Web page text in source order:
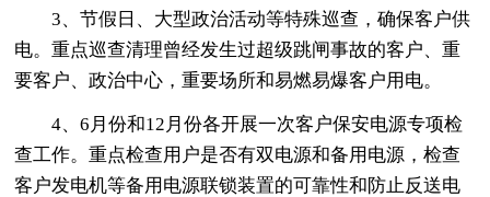
3、节假日、大型政治活动等特殊巡查，确保客户供
电。重点巡查清理曾经发生过超级跳闸事故的客户、重
要客户、政治中心，重要场所和易燃易爆客户用电。
4、6月份和12月份各开展一次客户保安电源专项检
查工作。重点检查用户是否有双电源和备用电源，检查
客户发电机等备用电源联锁装置的可靠性和防止反送电